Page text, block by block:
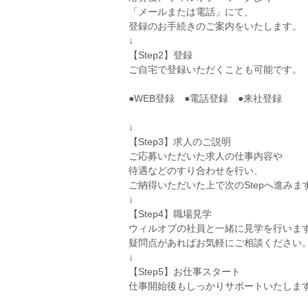
「メールまたは電話」にて、
登録のお手続きのご案内をいたします。
↓
【Step2】登録
ご自宅で登録いただくことも可能です。
●WEB登録 ●電話登録 ●来社登録
↓
【Step3】求人のご説明
ご応募いただいた求人の仕事内容や
待遇などのすり合わせを行い、
ご納得いただいた上で次のStepへ進みま
↓
【Step4】職場見学
ウィルオブの社員と一緒に見学を行います
疑問点があればお気軽にご相談ください。
↓
【Step5】お仕事スタート
仕事開始後もしっかりサポートいたします